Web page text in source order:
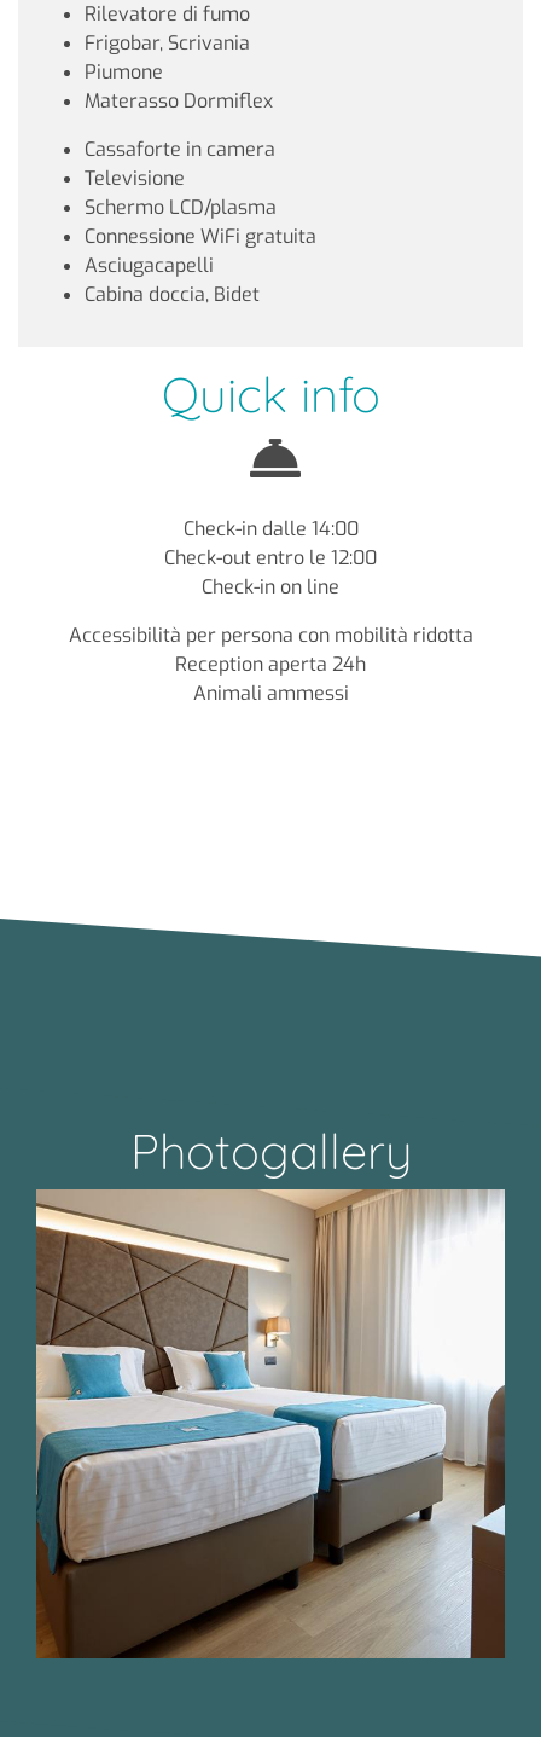
Rilevatore di fumo
Frigobar, Scrivania
Piumone
Materasso Dormiflex
Cassaforte in camera
Televisione
Schermo LCD/plasma
Connessione WiFi gratuita
Asciugacapelli
Cabina doccia, Bidet
Quick info
Check-in dalle 14:00
Check-out entro le 12:00
Check-in on line
Accessibilità per persona con mobilità ridotta
Reception aperta 24h
Animali ammessi
Photogallery